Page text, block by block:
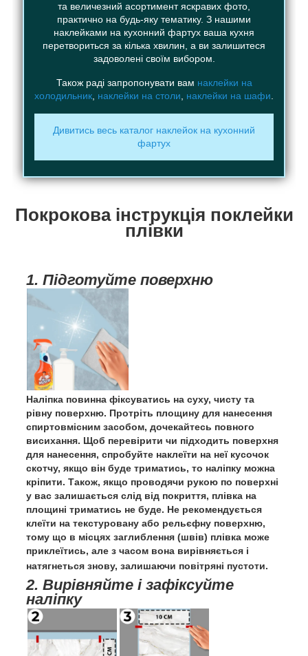
та величезний асортимент яскравих фото,
практично на будь-яку тематику. З нашими
наклейками на кухонний фартух ваша кухня
перетвориться за кілька хвилин, а ви залишитеся
задоволені своїм вибором.
Також раді запропонувати вам наклейки на
холодильник, наклейки на столи, наклейки на шафи.
Дивитись весь каталог наклейок на кухонний
фартух
Покрокова інструкція поклейки
плівки
1. Підготуйте поверхню
Наліпка повинна фіксуватись на суху, чисту та
рівну поверхню. Протріть площину для нанесення
спиртовмісним засобом, дочекайтесь повного
висихання. Щоб перевірити чи підходить поверхня
для нанесення, спробуйте наклеїти на неї кусочок
скотчу, якщо він буде триматись, то наліпку можна
кріпити. Також, якщо проводячи рукою по поверхні
у вас залишається слід від покриття, плівка на
площині триматись не буде. Не рекомендується
клеїти на текстуровану або рельєфну поверхню,
тому що в місцях заглиблення (швів) плівка може
приклеїтись, але з часом вона вирівняється і
натягнеться знову, залишаючи повітряні пустоти.
2. Вирівняйте і зафіксуйте
наліпку